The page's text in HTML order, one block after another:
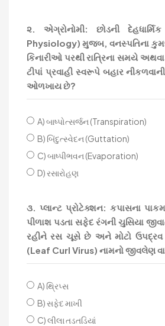
૨. એગ્રોનોમી: છોડની
Physiology) મુજબ, વનસ્પતિના
કિનારીઓ પરથી રાત્રિના સમયે અથવા
ટીપાં પ્રવાહી સ્વરૂપે બહાર
ઓળખાય છે?
A) બાષ્પોત્સર્જન (Transpiration)
B) બિંદુત્સ્વેદન (Guttation)
C) બાષ્પીભવન (Evaporation)
D) રસારોહણ
૩. પ્લાન્ટ પ્રોટેક્શન: કપાસના
પીળાશ પડતા સફેદ રંગની ચુસિયા
રહીને રસ ચૂસે છે અને મોટો ઉપદ્રવ
(Leaf Curl Virus) નામનો જીવલેણ
A) થ્રિપ્સ
B) સફેદ માખી
C) લીલા તડતડિયાં